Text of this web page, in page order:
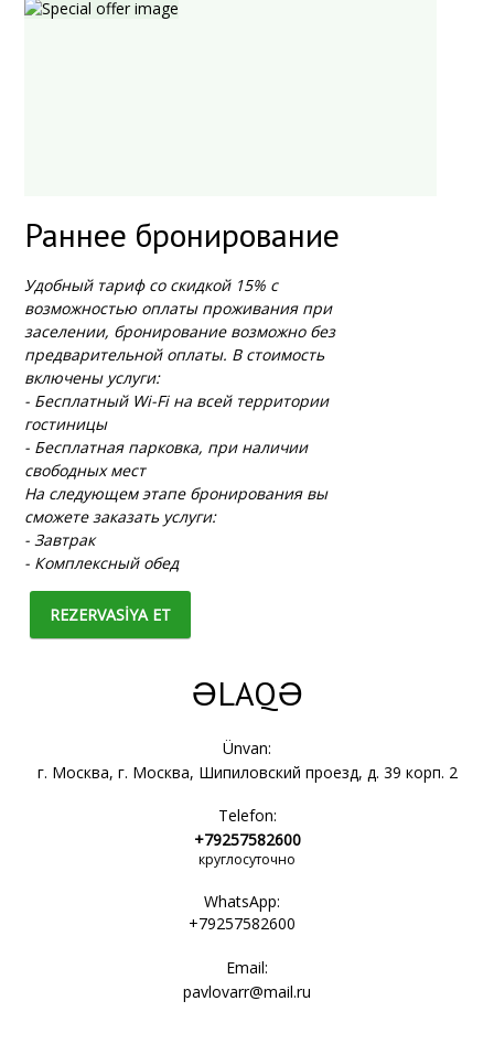
Раннее бронирование
Удобный тариф со скидкой 15% с
возможностью оплаты проживания при
заселении, бронирование возможно без
предварительной оплаты. В стоимость
включены услуги:
- Бесплатный Wi-Fi на всей территории
гостиницы
- Бесплатная парковка, при наличии
свободных мест
На следующем этапе бронирования вы
сможете заказать услуги:
- Завтрак
- Комплексный обед
REZERVASİYA ET
ƏLAQƏ
Ünvan:
г. Москва, г. Москва, Шипиловский проезд, д. 39 корп. 2
Telefon:
+79257582600
круглосуточно
WhatsApp:
+79257582600
Email:
pavlovarr@mail.ru